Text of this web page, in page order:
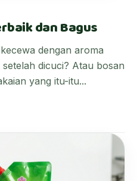
dan Bagus
dengan aroma
dicuci? Atau bosan
yang itu-itu...